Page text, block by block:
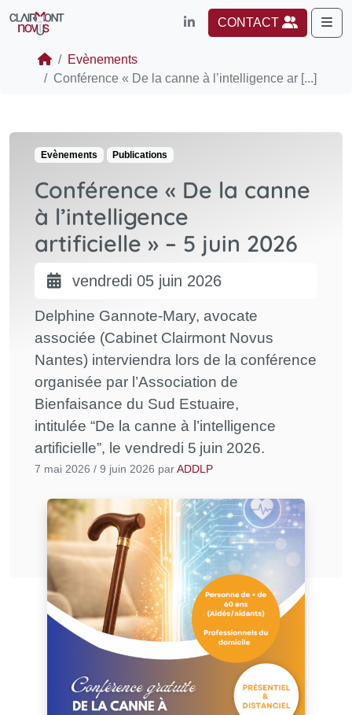
CONTACT
Evènements
Conférence « De la canne à l’intelligence ar [...]
Evènements Publications
Conférence « De la canne
à l’intelligence
artificielle » – 5 juin 2026
vendredi 05 juin 2026
Delphine Gannote‑Mary, avocate
associée (Cabinet Clairmont Novus
Nantes) interviendra lors de la conférence
organisée par l’Association de
Bienfaisance du Sud Estuaire,
intitulée “De la canne à l’intelligence
artificielle”, le vendredi 5 juin 2026.
7 mai 2026 / 9 juin 2026 parADDLP